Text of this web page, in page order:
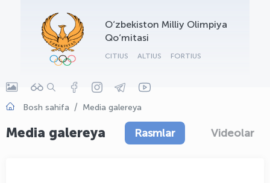
O‘zbekiston Milliy Olimpiya
Qo‘mitasi
CITIUS ALTIUS FORTIUS
Bosh sahifa Media galereya
Media galereya Rasmlar Videolar
OLYMPCHIK AI - yordamchi
Onlayn · olympic.uz